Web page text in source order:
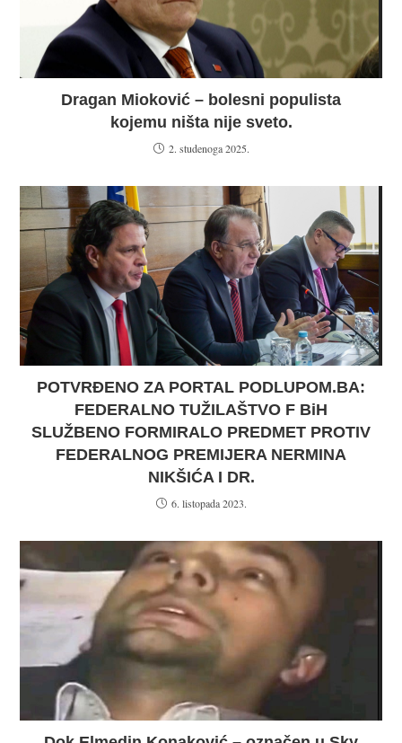
Dragan Mioković – bolesni populista
kojemu ništa nije sveto.
2. studenoga 2025.
POTVRĐENO ZA PORTAL PODLUPOM.BA:
FEDERALNO TUŽILAŠTVO F BiH
SLUŽBENO FORMIRALO PREDMET PROTIV
FEDERALNOG PREMIJERA NERMINA
NIKŠIĆA I DR.
6. listopada 2023.